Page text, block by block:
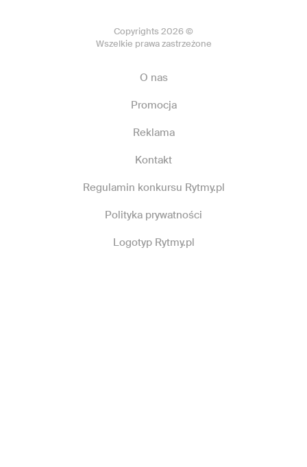
Copyrights 2026 ©
Wszelkie prawa zastrzeżone
O nas
Promocja
Reklama
Kontakt
Regulamin konkursu Rytmy.pl
Polityka prywatności
Logotyp Rytmy.pl